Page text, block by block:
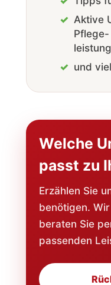
Aktive
und
Welche
passt zu
Erzählen Sie
benötigen.
beraten Sie
passenden